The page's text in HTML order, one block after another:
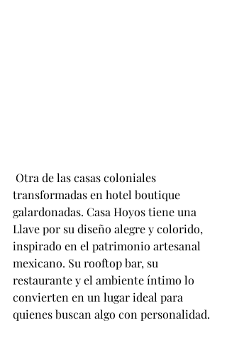
transformadas en hotel boutique
galardonadas. Casa Hoyos tiene una
Llave por su diseño alegre y colorido,
inspirado en el patrimonio artesanal
mexicano. Su rooftop bar, su
restaurante y el ambiente íntimo lo
convierten en un lugar ideal para
quienes buscan algo con personalidad.